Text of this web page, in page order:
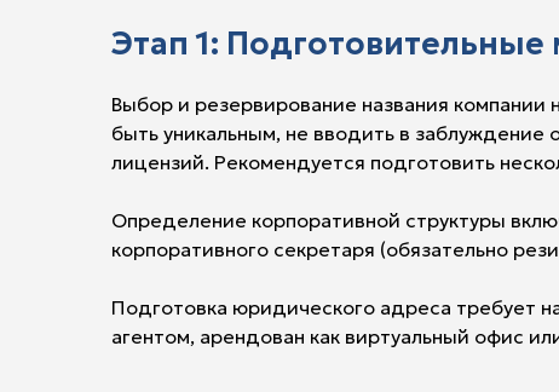
Этап 1:
Выбор и резервирование названия компании
быть уникальным, не вводить в
лицензий. Рекомендуется подготовить
Определение корпоративной структуры
корпоративного секретаря (обязательно
Подготовка юридического адреса требует
агентом, арендован как виртуальный офис